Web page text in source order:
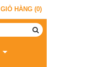
GIỎ HÀNG (0)